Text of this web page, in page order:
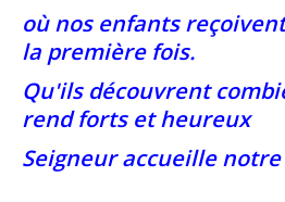
où nos enfants
la première fois.
Qu'ils découvrent
rend forts et heureux
Seigneur